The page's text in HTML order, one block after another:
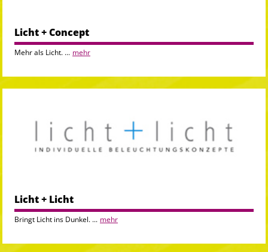
Licht + Concept
Mehr als Licht. ... mehr
Licht + Licht
Bringt Licht ins Dunkel. ... mehr